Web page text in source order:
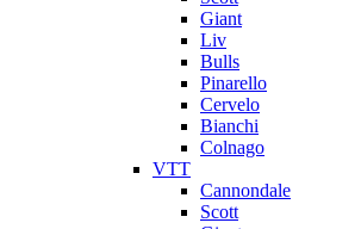
Giant
Liv
Bulls
Pinarello
Cervelo
Bianchi
Colnago
VTT
Cannondale
Scott